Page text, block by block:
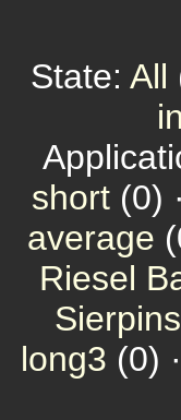
State: All
short (0)
average
Riesel
long3 (0) ·